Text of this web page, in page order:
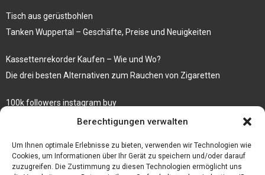
Berechtigungen verwalten
Um Ihnen optimale Erlebnisse zu bieten, verwenden wir Technologien wie
Cookies, um Informationen über Ihr Gerät zu speichern und/oder darauf
zuzugreifen. Die Zustimmung zu diesen Technologien ermöglicht uns
Tisch aus gerüstbohlen
Tanken Wuppertal – Geschäfte, Preise und Neuigkeiten
Kassettenrekorder Kaufen – Wie und Wo?
Die drei besten Alternativen zum Rauchen von Zigaretten
100k followers instagram buy
Rezepte für gekochte Süßkartoffeln
Gönnen Sie sich bedruckte Fliesen mit einem eigenen Bild